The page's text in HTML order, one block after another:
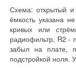
Схема: открытый
ёмкость указана
кривых или
радиофильтр, R2 -
забыл на плате,
подстройкой ноля.